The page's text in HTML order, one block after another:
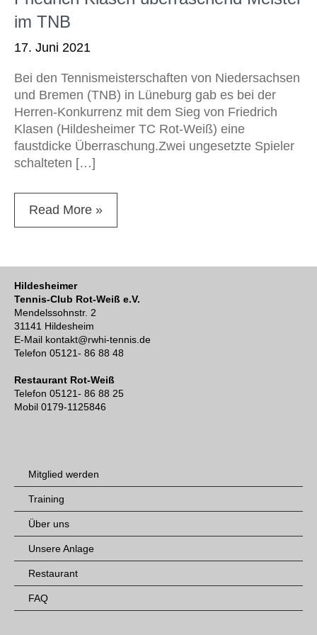
im TNB
17. Juni 2021
Bei den Tennismeisterschaften von Niedersachsen
und Bremen (TNB) in Lüneburg gab es bei der
Herren-Konkurrenz mit dem Sieg von Friedrich
Klasen (Hildesheimer TC Rot-Weiß) eine
faustdicke Überraschung.Zwei ungesetzte Spieler
schalteten […]
Read More »
Hildesheimer
Tennis-Club Rot-Weiß e.V.
Mendelssohnstr. 2
31141 Hildesheim
E-Mail kontakt@rwhi-tennis.de
Telefon 05121- 86 88 48
Restaurant Rot-Weiß
Telefon 05121- 86 88 25
Mobil 0179-1125846
Mitglied werden
Training
Über uns
Unsere Anlage
Restaurant
FAQ